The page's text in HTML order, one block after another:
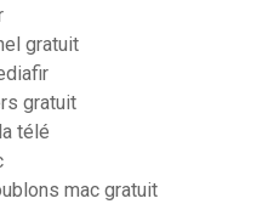
gratuit
gratuit
télé
mac gratuit